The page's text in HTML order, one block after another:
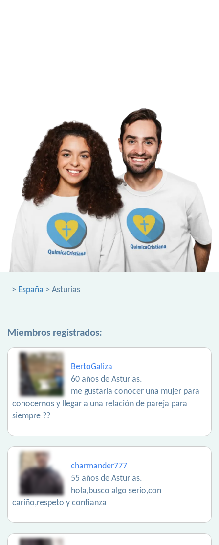
> España > Asturias
Miembros registrados:
BertoGaliza
60 años de Asturias.
me gustaría conocer una mujer para
conocernos y llegar a una relación de pareja para
siempre ??
charmander777
55 años de Asturias.
hola,busco algo serio,con
cariño,respeto y confianza